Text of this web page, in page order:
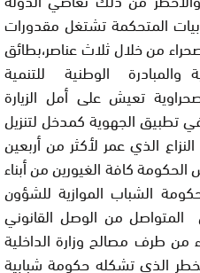
المتحكمة تشتغل مقدورات
من خلال ثلاث عناصر،بطائق
والمبادرة الوطنية للتنمية
تعيش على أمل الزيارة
تطبيق الجهوية كمدخل لتنزيل
النزاع الذي عمر لأكثر من أربعين
كافة الغيورين من أبناء
الشباب الموازية للشؤون
المتواصل من الوصل القانوني
من طرف مصالح وزارة الداخلية
الذي تشكله حكومة شبابية